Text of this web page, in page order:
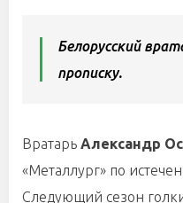
Белорусский
прописку.
Вратарь Александр
«Металлург» по
Следующий сезон